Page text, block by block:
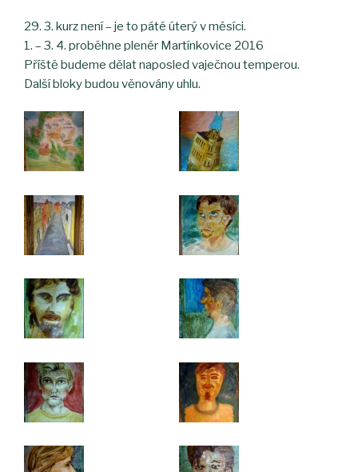
29. 3. kurz není – je to páté úterý v měsíci.
1. – 3. 4. proběhne plenér Martínkovice 2016
Příště budeme dělat naposled vaječnou temperou.
Další bloky budou věnovány uhlu.